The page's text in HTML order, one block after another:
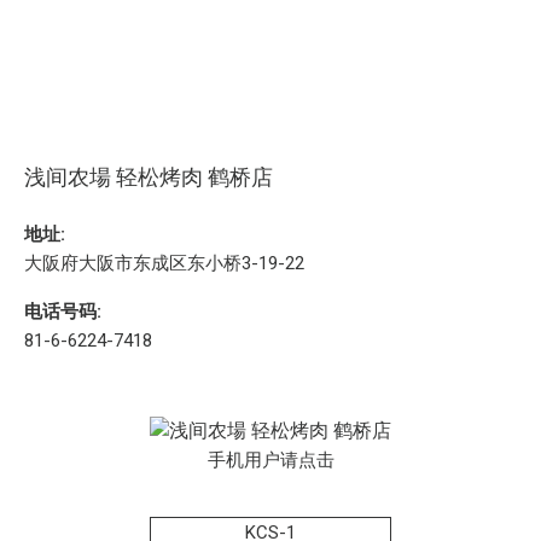
浅间农場 轻松烤肉 鹤桥店
地址:
大阪府大阪市东成区东小桥3-19-22
电话号码:
81-6-6224-7418
手机用户请点击
KCS-1